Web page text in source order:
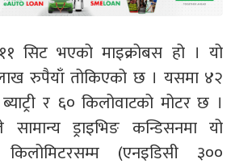
सिट भएको माइक्रोबस हो । यो
रुपैयाँ तोकिएको छ । यसमा ४२
र ६० किलोवाटको मोटर छ ।
ड्राइभिङ कन्डिसनमा यो
(एनइडिसी ३००